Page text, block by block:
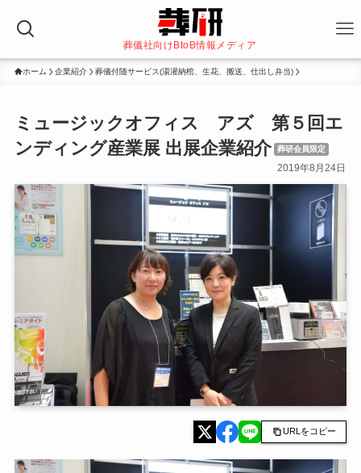
葬儀社向けBtoB情報メディア
ホーム 企業紹介 葬儀付随サービス(湯灌納棺、生花、搬送、仕出し弁当)
ミュージックオフィス アズ 第５回エ
ンディング産業展 出展企業紹介
葬研会員限定
2019年8月24日
URLをコピー